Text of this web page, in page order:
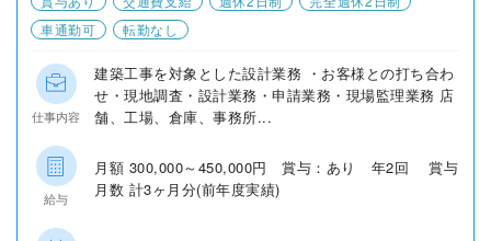
車通勤可
転勤なし
仕事内容
建築工事を対象とした設計業務 ・お客様との打ち合わ
せ・現地調査・設計業務・申請業務・現場監理業務 店
舗、工場、倉庫、事務所...
給与
月額 300,000～450,000円 賞与：あり 年2回 賞与
月数 計3ヶ月分(前年度実績)